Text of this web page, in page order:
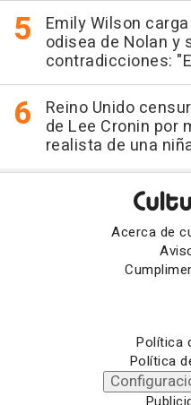
Emily Wilson
odisea de Nolan y
contradicciones:
Reino Unido
de Lee Cronin por
realista de una
Acerca de
Política
Política